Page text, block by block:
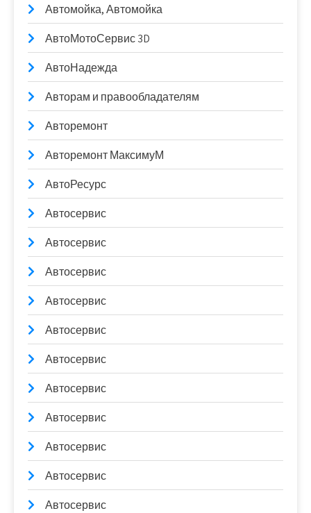
Автомойка, Автомойка
АвтоМотоСервис 3D
АвтоНадежда
Авторам и правообладателям
Авторемонт
Авторемонт МаксимуМ
АвтоРесурс
Автосервис
Автосервис
Автосервис
Автосервис
Автосервис
Автосервис
Автосервис
Автосервис
Автосервис
Автосервис
Автосервис